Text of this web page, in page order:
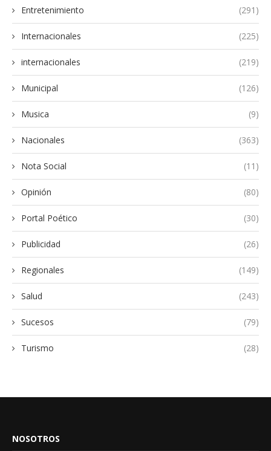
Entretenimiento (291)
Internacionales (225)
internacionales (219)
Municipal (126)
Musica (9)
Nacionales (363)
Nota Social (11)
Opinión (80)
Portal Poético (30)
Publicidad (26)
Regionales (149)
Salud (243)
Sucesos (79)
Turismo (28)
NOSOTROS